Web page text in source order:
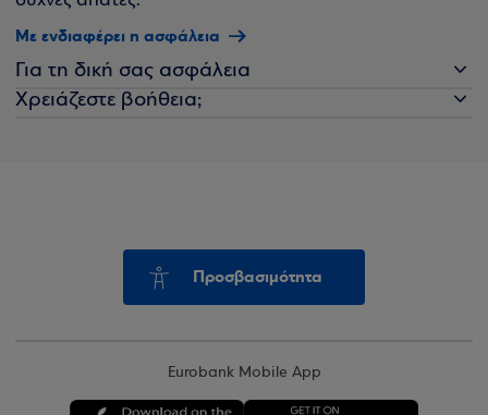
Με ενδιαφέρει η ασφάλεια
Για τη δική σας ασφάλεια
Χρειάζεστε βοήθεια;
Προσβασιμότητα
Eurobank Mobile App